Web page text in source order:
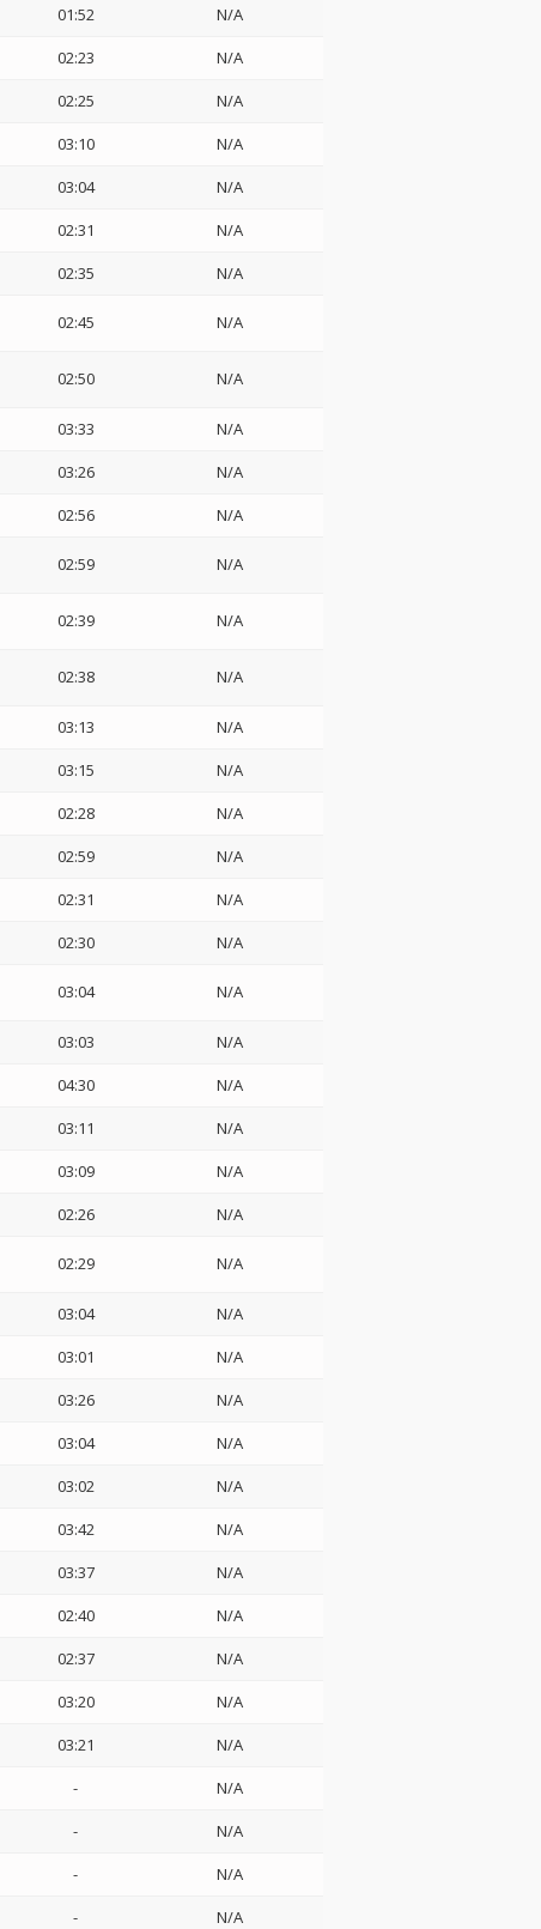
01:52
N/A
02:23
N/A
02:25
N/A
03:10
N/A
03:04
N/A
02:31
N/A
02:35 N/A
02:45 N/A
02:50 N/A
03:33
N/A
03:26
N/A
02:56 N/A
02:59 N/A
02:39 N/A
02:38 N/A
03:13
N/A
03:15
N/A
02:28
N/A
02:59
N/A
02:31
N/A
02:30 N/A
03:04 N/A
03:03
N/A
04:30
N/A
03:11
N/A
03:09
N/A
02:26 N/A
02:29 N/A
03:04
N/A
03:01
N/A
03:26
N/A
03:04
N/A
03:02
N/A
03:42
N/A
03:37
N/A
02:40
N/A
02:37
N/A
03:20
N/A
03:21
N/A
-
N/A
-
N/A
-
N/A
-
N/A